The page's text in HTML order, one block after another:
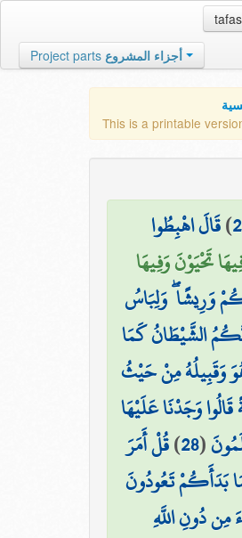
Project parts أجزاء المشروع
This is a printable
)قَالَ اهْبِطُوا
تَحْيَوْنَ وَفِيهَا
وَرِيشًا ۖ وَلِبَاسُ
الشَّيْطَانُ كَمَا
وَقَبِيلُهُ مِنْ حَيْثُ
وَجَدْنَا عَلَيْهَا
(
28
)قُلْ أَمَرَ
بَدَأَكُمْ تَعُودُونَ
مِن دُونِ اللَّهِ